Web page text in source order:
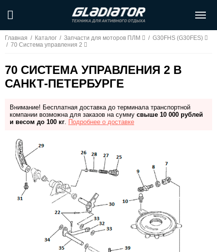
Главная / Каталог / Запчасти для моторов ПЛМ / G30FHS (G30FES)
/ 70 Система управления 2
70 СИСТЕМА УПРАВЛЕНИЯ 2 В
САНКТ-ПЕТЕРБУРГЕ
Внимание! Бесплатная доставка до терминала транспортной
компании возможна для заказов на сумму свыше 10 000 рублей
и весом до 100 кг. Подробнее о доставке